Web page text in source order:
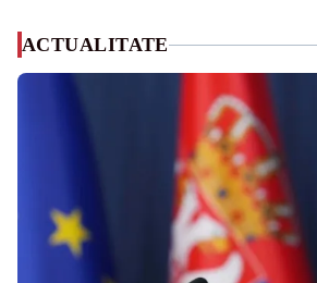
ACTUALITATE